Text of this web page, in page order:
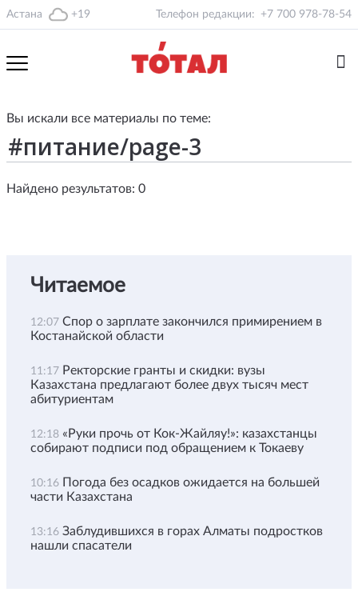
Астана +19 Телефон редакции: +7 700 978-78-54
Вы искали все материалы по теме:
Найдено результатов: 0
Читаемое
12:07 Спор о зарплате закончился примирением в
Костанайской области
11:17 Ректорские гранты и скидки: вузы
Казахстана предлагают более двух тысяч мест
абитуриентам
12:18 «Руки прочь от Кок-Жайляу!»: казахстанцы
собирают подписи под обращением к Токаеву
10:16 Погода без осадков ожидается на большей
части Казахстана
13:16 Заблудившихся в горах Алматы подростков
нашли спасатели